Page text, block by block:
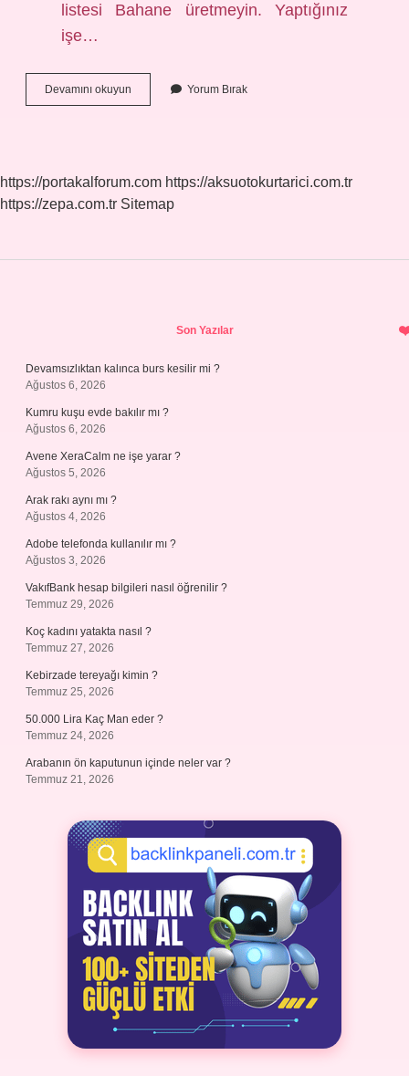
listesi Bahane üretmeyin. Yaptığınız
işe…
Devamını okuyun
Çalışmadan
Yorum Bırak
https://portakalforum.com https://aksuotokurtarici.com.tr
https://zepa.com.tr Sitemap
Son Yazılar
Devamsızlıktan kalınca burs kesilir mi ?
Ağustos 6, 2026
Kumru kuşu evde bakılır mı ?
Ağustos 6, 2026
Avene XeraCalm ne işe yarar ?
Ağustos 5, 2026
Arak rakı aynı mı ?
Ağustos 4, 2026
Adobe telefonda kullanılır mı ?
Ağustos 3, 2026
VakıfBank hesap bilgileri nasıl öğrenilir ?
Temmuz 29, 2026
Koç kadını yatakta nasıl ?
Temmuz 27, 2026
Kebirzade tereyağı kimin ?
Temmuz 25, 2026
50.000 Lira Kaç Man eder ?
Temmuz 24, 2026
Arabanın ön kaputunun içinde neler var ?
Temmuz 21, 2026